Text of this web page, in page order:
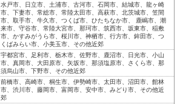
水戸市、日立市、土浦市、古河市、石岡市、結城市、龍ヶ崎
市、下妻市、常総市、常陸太田市、高萩市、北茨城市、笠間
市、取手市、牛久市、つくば市、ひたちなか市、 鹿嶋市、潮
来市、守谷市、常陸大宮市、那珂市、筑西市、坂東市、稲敷
市、かすみがうら市、桜川市、神栖市、行方市、鉾田市、つ
くばみらい市、小美玉市、その他近郊
宇都宮市、足利市、栃木市、佐野市、鹿沼市、日光市、小山
市、真岡市、大田原市、矢坂市、那須塩原市、さくら市、那
須烏山市、下野市、その他近郊
前橋市、高崎市、桐生市、伊勢崎市、太田市、沼田市、館林
市、渋川市、藤岡市、富岡市、安中市、みどり市、その他近
郊